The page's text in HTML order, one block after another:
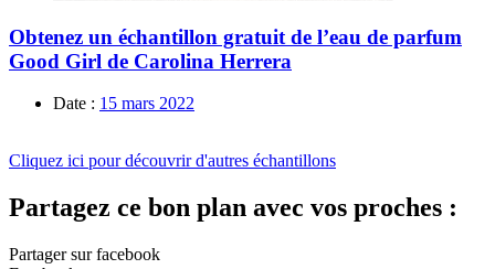
Obtenez un échantillon gratuit de l’eau de parfum
Good Girl de Carolina Herrera
Date : 15 mars 2022
Cliquez ici pour découvrir d'autres échantillons
Partagez ce bon plan avec vos proches :
Partager sur facebook